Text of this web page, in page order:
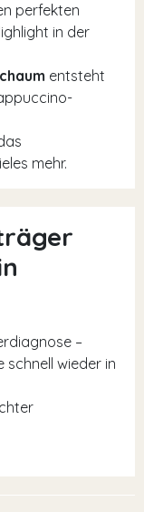
perfekten
in der
entsteht
mehr.
–
schnell wieder in